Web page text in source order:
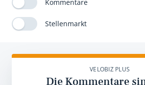
Kommentare
Stellenmarkt
VELOBIZ PLUS
Die Kommentare